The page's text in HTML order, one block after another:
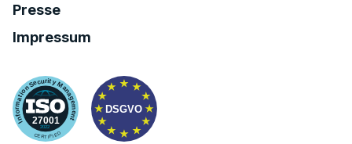
Presse
Impressum